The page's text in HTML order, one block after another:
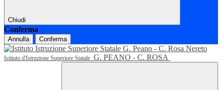
Chiudi
Conferma
Annulla Conferma
Istituto d'Istruzione Superiore Statale G. PEANO - C. ROSA